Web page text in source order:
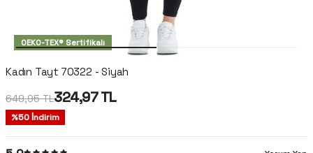
OEKO-TEX® Sertifikalı
Kadın Tayt 70322 - Siyah
649,95TL324,97TL
%50İndirim